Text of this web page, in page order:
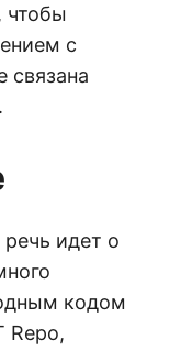
чтобы
с
идет о
кодом
Repo,